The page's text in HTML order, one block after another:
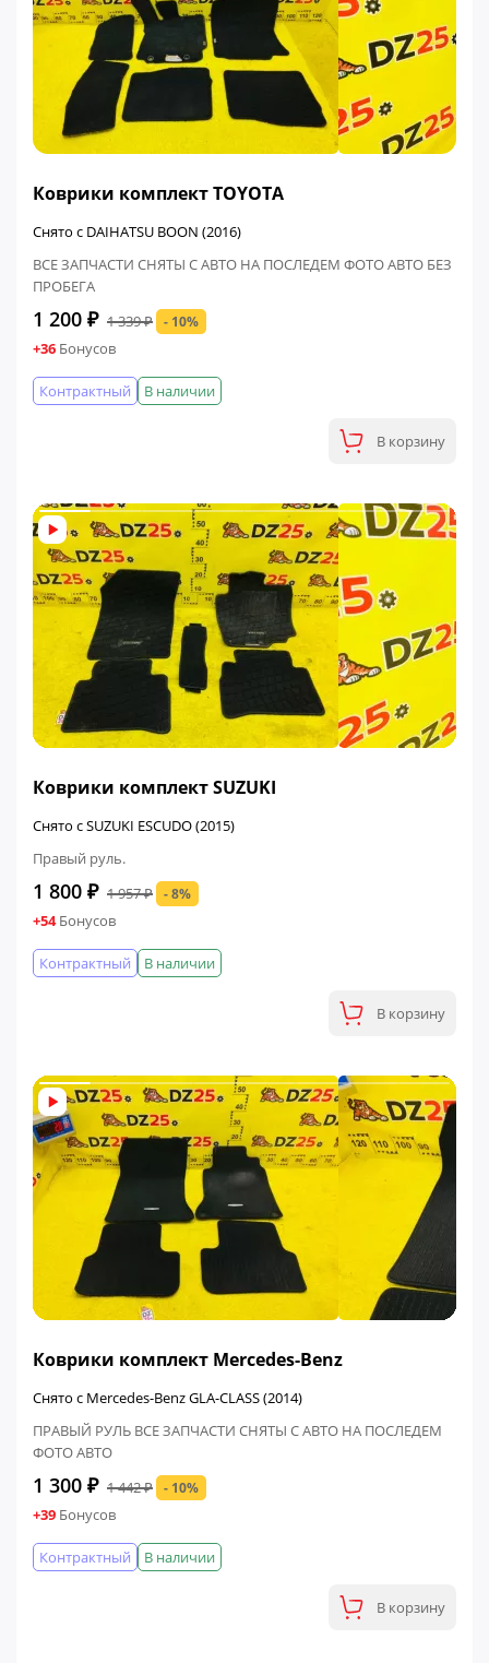
Коврики комплект TOYOTA
Снято с DAIHATSU BOON (2016)
ВСЕ ЗАПЧАСТИ СНЯТЫ С АВТО НА ПОСЛЕДЕМ ФОТО АВТО БЕЗ
ПРОБЕГА
1 200 ₽ 1 339 ₽ - 10%
+36 Бонусов
В наличии
Контрактный
В корзину
Коврики комплект SUZUKI
Снято с SUZUKI ESCUDO (2015)
Правый руль.
1 800 ₽ 1 957 ₽ - 8%
+54Бонусов
В наличии
Контрактный
В корзину
Коврики комплект Mercedes-Benz
Снято с Mercedes-Benz GLA-CLASS (2014)
ПРАВЫЙ РУЛЬ ВСЕ ЗАПЧАСТИ СНЯТЫ С АВТО НА ПОСЛЕДЕМ
ФОТО АВТО
1 300 ₽ 1 442 ₽ - 10%
+39 Бонусов
В наличии
Контрактный
В корзину